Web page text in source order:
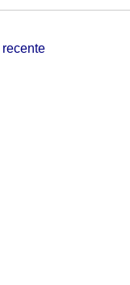
recente